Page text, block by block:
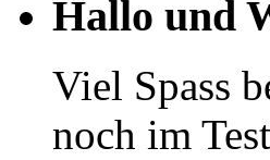
Hallo und
Viel Spass
noch im